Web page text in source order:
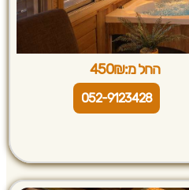
החל מ:450₪
052-9123428